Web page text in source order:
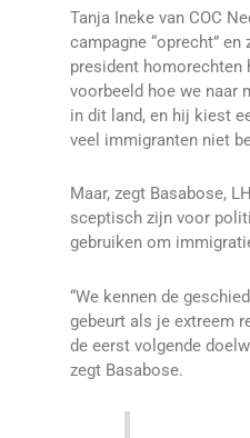
Tanja Ineke van COC
campagne “oprecht”
president homorechten
voorbeeld hoe we naar
in dit land, en hij kiest
veel immigranten niet
Maar, zegt Basabose,
sceptisch zijn voor
gebruiken om
“We kennen de
gebeurt als je extreem
de eerst volgende
zegt Basabose.